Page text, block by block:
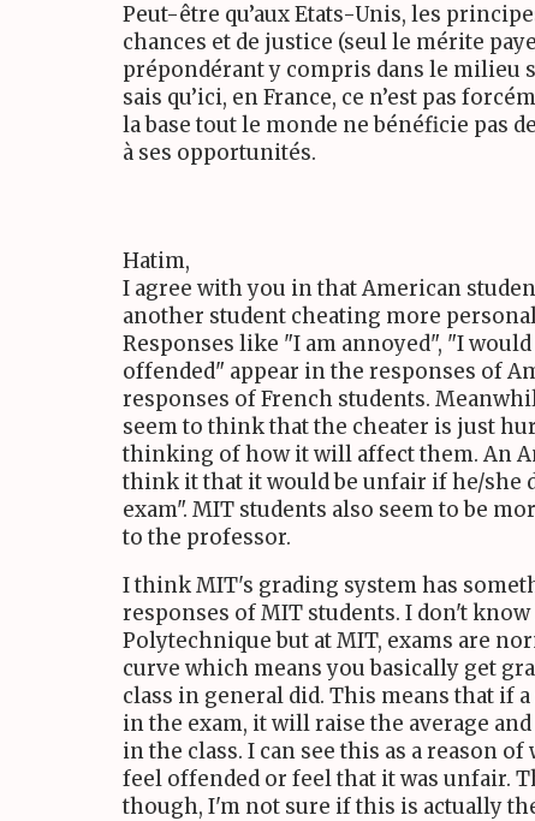
Peut-être qu’aux Etats-Unis, les
chances et de justice (seul le mérite
prépondérant y compris dans le milieu
sais qu’ici, en France, ce n’est pas
la base tout le monde ne bénéficie pas
à ses opportunités.
Hatim,
I agree with you in that American
another student cheating more
Responses like "I am annoyed", "I
offended" appear in the responses of
responses of French students.
seem to think that the cheater is just
thinking of how it will affect them. An
think it that it would be unfair if he/she
exam". MIT students also seem to be
to the professor.
I think MIT's grading system has
responses of MIT students. I don't know
Polytechnique but at MIT, exams are
curve which means you basically get
class in general did. This means that if
in the exam, it will raise the average
in the class. I can see this as a reason
feel offended or feel that it was unfair.
though, I'm not sure if this is actually